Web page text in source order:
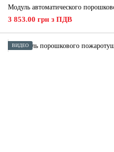
Модуль автоматического
3 853.00 грн з ПДВ
ВИДЕО